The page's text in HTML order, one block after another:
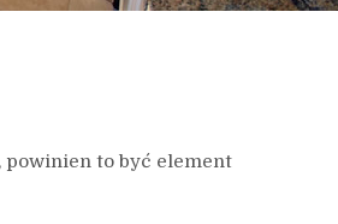
to być element